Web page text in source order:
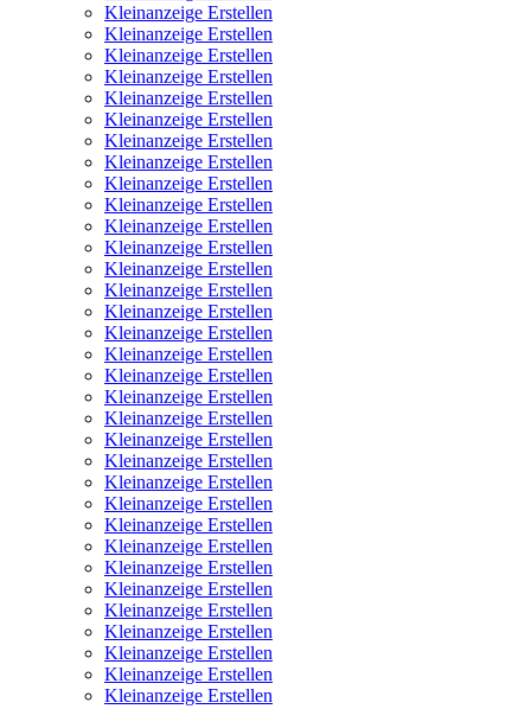
Kleinanzeige Erstellen
Kleinanzeige Erstellen
Kleinanzeige Erstellen
Kleinanzeige Erstellen
Kleinanzeige Erstellen
Kleinanzeige Erstellen
Kleinanzeige Erstellen
Kleinanzeige Erstellen
Kleinanzeige Erstellen
Kleinanzeige Erstellen
Kleinanzeige Erstellen
Kleinanzeige Erstellen
Kleinanzeige Erstellen
Kleinanzeige Erstellen
Kleinanzeige Erstellen
Kleinanzeige Erstellen
Kleinanzeige Erstellen
Kleinanzeige Erstellen
Kleinanzeige Erstellen
Kleinanzeige Erstellen
Kleinanzeige Erstellen
Kleinanzeige Erstellen
Kleinanzeige Erstellen
Kleinanzeige Erstellen
Kleinanzeige Erstellen
Kleinanzeige Erstellen
Kleinanzeige Erstellen
Kleinanzeige Erstellen
Kleinanzeige Erstellen
Kleinanzeige Erstellen
Kleinanzeige Erstellen
Kleinanzeige Erstellen
Kleinanzeige Erstellen